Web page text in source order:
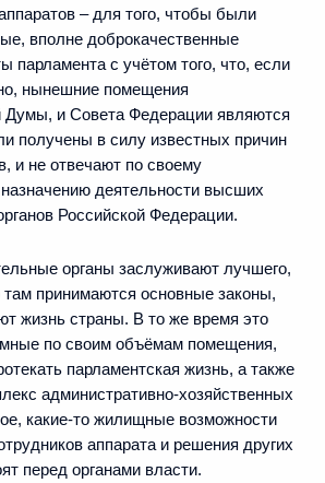
– для того, чтобы были
вполне доброкачественные
парламента с учётом того, что, если
нынешние помещения
Думы, и Совета Федерации являются
получены в силу известных причин
и не отвечают по своему
деятельности высших
Российской Федерации.
органы заслуживают лучшего,
там принимаются основные законы,
жизнь страны. В то же время это
по своим объёмам помещения,
парламентская жизнь, а также
административно-хозяйственных
какие‑то жилищные возможности
аппарата и решения других
перед органами власти.